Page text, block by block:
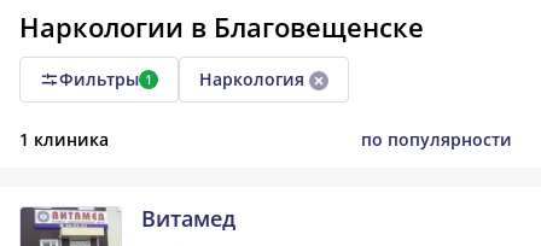
Наркологии в Благовещенске
Фильтры 1 Наркология
1 клиника по популярности
Витамед